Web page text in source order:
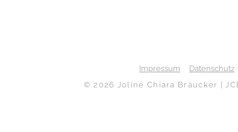
Impressum
Datenschutz
©​ 2026 Joline Chiara Bräucker |